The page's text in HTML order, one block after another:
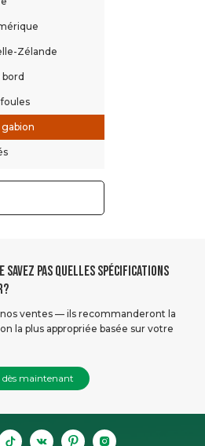
Zélande
rasoirs et
SAVEZ PAS QUELLES SPÉCIFICATIONS
ventes — ils recommanderont la
la plus appropriée basée sur votre
maintenant